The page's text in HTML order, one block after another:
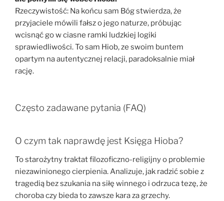
Rzeczywistość: Na końcu sam Bóg stwierdza, że
przyjaciele mówili fałsz o jego naturze, próbując
wcisnąć go w ciasne ramki ludzkiej logiki
sprawiedliwości. To sam Hiob, ze swoim buntem
opartym na autentycznej relacji, paradoksalnie miał
rację.
Często zadawane pytania (FAQ)
O czym tak naprawdę jest Księga Hioba?
To starożytny traktat filozoficzno-religijny o problemie
niezawinionego cierpienia. Analizuje, jak radzić sobie z
tragedią bez szukania na siłę winnego i odrzuca tezę, że
choroba czy bieda to zawsze kara za grzechy.